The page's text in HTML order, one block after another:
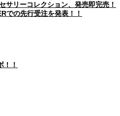
サリーコレクション、発売即完売！
での先行受注を発表！！
！！